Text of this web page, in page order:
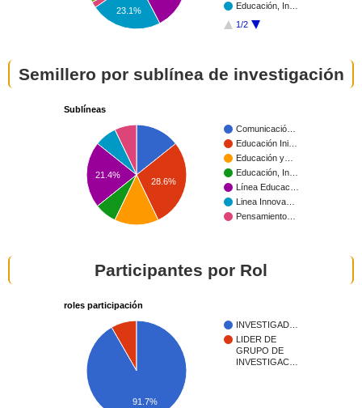
Educación, In…
1/2
23.1%
Semillero por sublínea de investigación
Sublíneas
Comunicació…
Educación Ini…
Educación y…
Educación, In…
Línea Educac…
Linea Innova…
Pensamiento…
28.6%
21.4%
Participantes por Rol
roles participación
INVESTIGAD…
LIDER DE
GRUPO DE
INVESTIGAC…
91.7%